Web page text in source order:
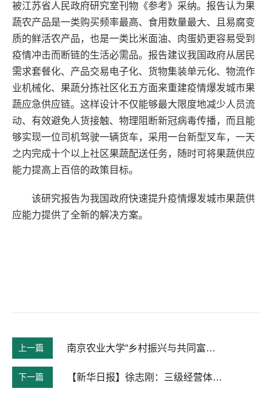
被江苏省人民政府研究室刊物《参考》采纳。报告认为果
蔬农产品是一类购买频率最高、食用数量最大、且易腐变
质的鲜活农产品，也是一类比米面油、肉蛋奶更容易受到
疫情冲击而断链的生活必需品。报告建议我国政府从居民
需求套餐化、产品交易电子化、货物集装单元化、物流作
业机械化、果蔬分拣社区化五方面来重建疫情爆发城市果
蔬应急供应链。这样设计不仅能够最大限度地减少人员流
动、有效避免人货接触、物理阻断新冠病毒传播，而且能
够实现一位司机驾驶一辆货车，采用一台新型叉车，一天
之内完成十个以上社区果蔬配送任务，随时可将果蔬供应
能力提高上百倍的政策目标。
该研究报告为我国政府快速提升疫情爆发城市果蔬供
应能力提供了全新的解决方案。
上一篇 南京农业大学“乡村振兴与共同富裕”校庆专题论坛成功举办
下一篇 【新华日报】徐志刚：三级经营体系，统分结合促乡村振兴